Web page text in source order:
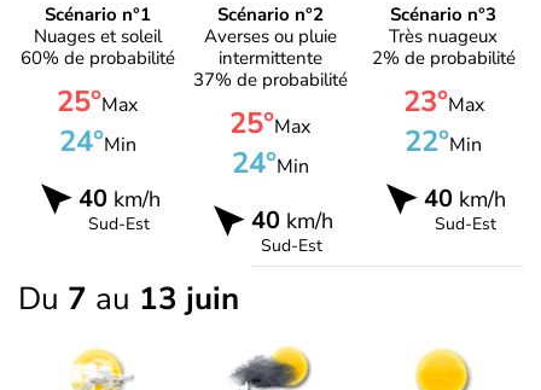
Scénario n°1
Nuages et soleil
60% de probabilité
25°Max
24°Min
40km/h
Sud-Est
Scénario n°2
Averses ou pluie
intermittente
37% de probabilité
25°Max
24°Min
40km/h
Sud-Est
Scénario n°3
Très nuageux
2% de probabilité
23°Max
22°Min
40 km/h
Sud-Est
Du 7 au 13 juin